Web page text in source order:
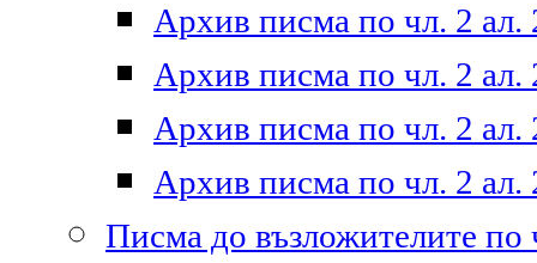
Архив писма по чл. 2 ал.
Архив писма по чл. 2 ал.
Архив писма по чл. 2 ал.
Архив писма по чл. 2 ал.
Писма до възложителите по